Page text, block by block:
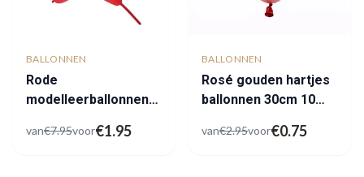
BALLONNEN
Rode
modelleerballonnen
van€7.95voor€1.95
BALLONNEN
Rosé gouden hartjes
ballonnen 30cm 10
van€2.95voor€0.75